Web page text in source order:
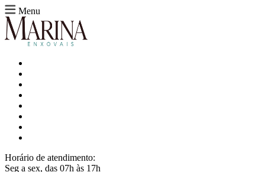
Menu
Horário de atendimento:
Seg a sex, das 07h às 17h